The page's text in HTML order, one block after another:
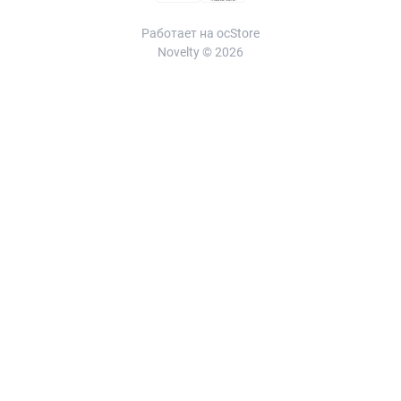
Работает на ocStore
Novelty © 2026